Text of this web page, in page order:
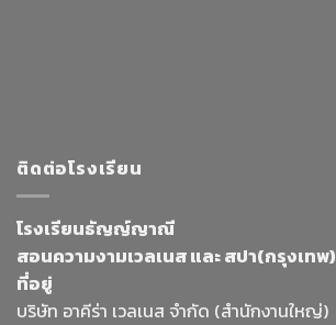
ติดต่อโรงเรียน
โรงเรียนธัญญ์ญาณี
สอนความงามเวลเนส และ สปา(กรุงเทพ)
ที่อยู่
บริษัท อาคีร่า เวลเนส จำกัด (สำนักงานใหญ่)